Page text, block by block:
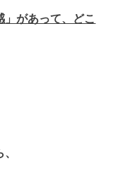
」があって、どこ